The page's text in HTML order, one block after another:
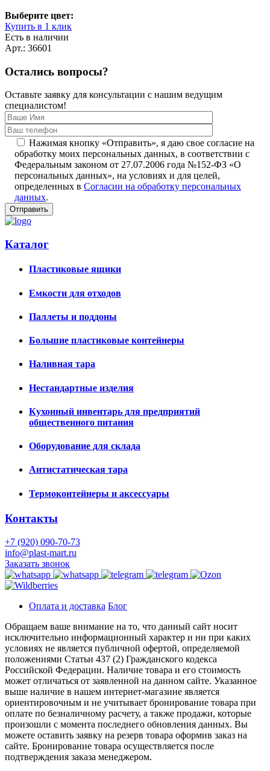
Выберите цвет:
Купить в 1 клик
Есть в наличии
Арт.: 36601
Остались вопросы?
Оставьте заявку для консультации с нашим ведущим
специалистом!
Нажимая кнопку «Отправить», я даю свое согласие на
обработку моих персональных данных, в соответствии с
Федеральным законом от 27.07.2006 года №152-ФЗ «О
персональных данных», на условиях и для целей,
определенных в Согласии на обработку персональных
данных.
Каталог
Пластиковые ящики
Емкости для отходов
Паллеты и поддоны
Большие пластиковые контейнеры
Наливная тара
Нестандартные изделия
Кухонный инвентарь для предприятий
общественного питания
Оборудование для склада
Антистатическая тара
Термоконтейнеры и аксессуары
Контакты
+7 (920) 090-70-73
info@plast-mart.ru
Заказать звонок
Оплата и доставка Блог
Обращаем ваше внимание на то, что данный сайт носит
исключительно информационный характер и ни при каких
условиях не является публичной офертой, определяемой
положениями Статьи 437 (2) Гражданского кодекса
Российской Федерации. Наличие товара и его стоимость
может отличаться от заявленной на данном сайте. Указанное
выше наличие в нашем интернет-магазине является
ориентировочным и не учитывает бронирование товара при
оплате по безналичному расчету, а также продажи, которые
произошли с момента последнего обновления данных. Вы
можете оставить заявку на резерв товара оформив заказ на
сайте. Бронирование товара осуществляется после
подтверждения заказа менеджером.